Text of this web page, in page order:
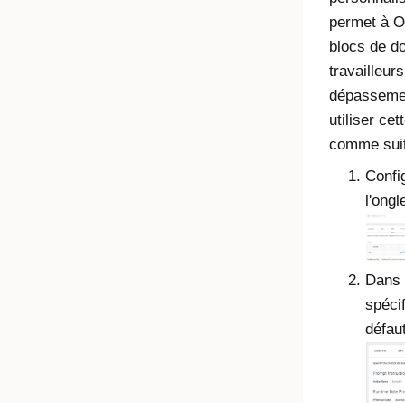
permet à
blocs de
utiliser
comme